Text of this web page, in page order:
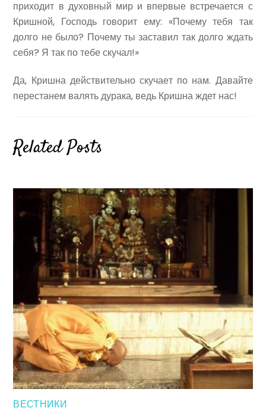
приходит в духовный мир и впервые встречается с
Кришной, Господь говорит ему: «Почему тебя так
долго не было? Почему ты заставил так долго ждать
себя? Я так по тебе скучал!»
Да, Кришна действительно скучает по нам. Давайте
перестанем валять дурака, ведь Кришна ждет нас!
Related Posts
ВЕСТНИКИ